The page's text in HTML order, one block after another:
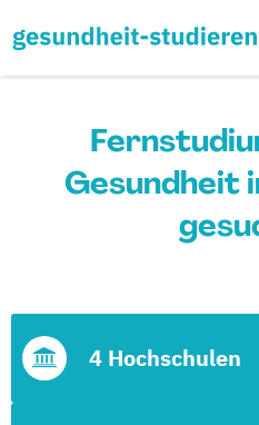
Gesundheit
4 Hochschulen